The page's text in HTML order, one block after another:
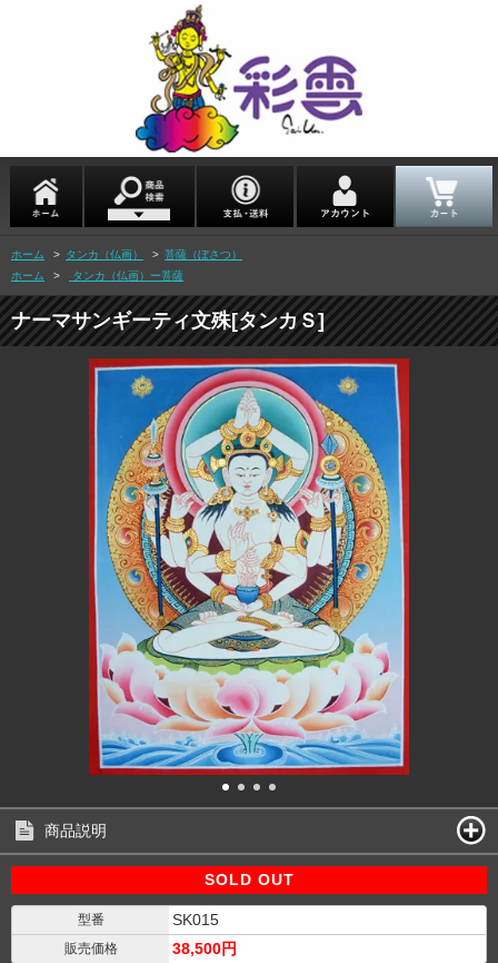
ホーム > タンカ（仏画） > 菩薩（ぼさつ）
ホーム
> タンカ（仏画）ー菩薩
ナーマサンギーティ文殊[タンカＳ]
商品説明
SOLD OUT
型番 SK015
販売価格 38,500円